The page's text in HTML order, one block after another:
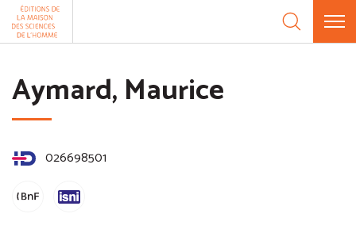
Aller au contenu
Aymard, Maurice
026698501
Panneau de gestion des cookies